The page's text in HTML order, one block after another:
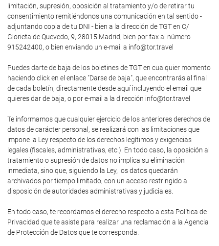
limitación, supresión, oposición al tratamiento y/o de retirar tu
consentimiento remitiéndonos una comunicación en tal sentido -
adjuntando copia de tu DNI - bien a la dirección de TGT en C/
Glorieta de Quevedo, 9, 28015 Madrid, bien por fax al número
915242400, o bien enviando un e-mail a info@tor.travel
Puedes darte de baja de los boletines de TGT en cualquier momento
haciendo click en el enlace "Darse de baja", que encontrarás al final
de cada boletín, directamente desde aquí incluyendo el email que
quieres dar de baja, o por e-mail a la dirección info@tor.travel
Te informamos que cualquier ejercicio de los anteriores derechos de
datos de carácter personal, se realizará con las limitaciones que
impone la Ley respecto de los derechos legítimos y exigencias
legales (fiscales, administrativas, etc.). En todo caso, la oposición al
tratamiento o supresión de datos no implica su eliminación
inmediata, sino que, siguiendo la Ley, los datos quedarán
archivados por tiempo limitado, con un acceso restringido a
disposición de autoridades administrativas y judiciales.
En todo caso, te recordamos el derecho respecto a esta Política de
Privacidad que te asiste para realizar una reclamación a la Agencia
de Protección de Datos que te corresponda.